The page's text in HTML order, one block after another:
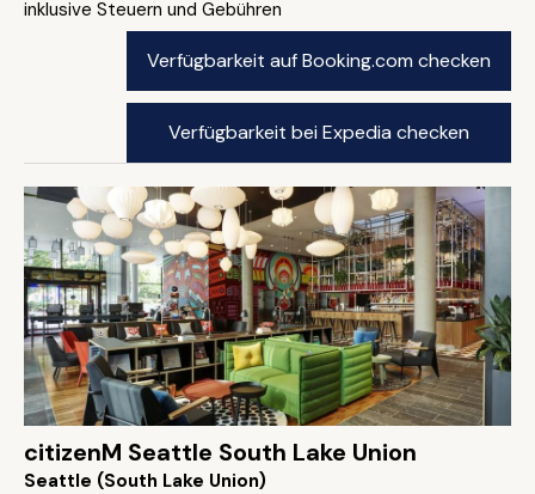
inklusive Steuern und Gebühren
Verfügbarkeit auf Booking.com checken
Verfügbarkeit bei Expedia checken
citizenM Seattle South Lake Union
Seattle (South Lake Union)